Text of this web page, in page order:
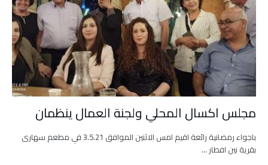
مجلس اكسال المحلي ولجنة العمال ينظمان
باجواء رمضانية رائعة اقيم امس الاثنين الموافق 3.5.21 في مطعم سهارى
بقرية نين افطار …